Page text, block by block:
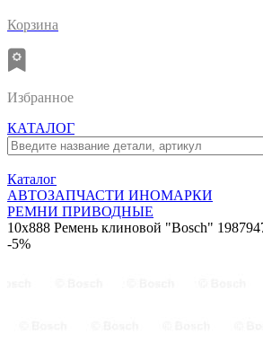
Корзина
Избранное
КАТАЛОГ
Каталог
АВТОЗАПЧАСТИ ИНОМАРКИ
РЕМНИ ПРИВОДНЫЕ
10x888 Ремень клиновой "Bosch"
-5%